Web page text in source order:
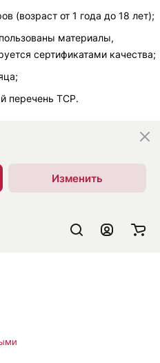
(возраст от 1 года до 18 лет);
материалы,
сертификатами качества;
перечень ТСР.
Изменить